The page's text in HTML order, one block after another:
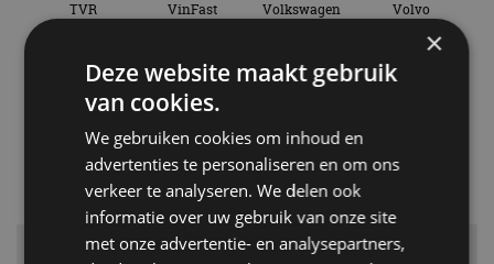
TVR VinFast Volkswagen Volvo
XPeng Zeekr
AutoRAI database
×
Deze website maakt gebruik
van cookies.
We gebruiken cookies om inhoud en
advertenties te personaliseren en om ons
verkeer te analyseren. We delen ook
informatie over uw gebruik van onze site
met onze advertentie- en analysepartners,